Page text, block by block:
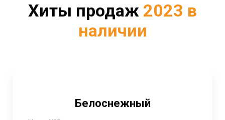
Хиты продаж 2023 в
наличии
Белоснежный